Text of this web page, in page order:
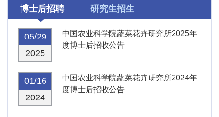
博士后招聘 研究生招生
05/29
2025
中国农业科学院蔬菜花卉研究所2025年
度博士后招收公告
01/16
2024
中国农业科学院蔬菜花卉研究所2024年
度博士后招收公告